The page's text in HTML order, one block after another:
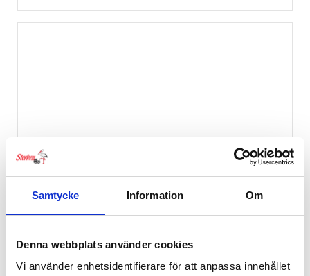
Samtycke Information Om
Denna webbplats använder cookies
Vi använder enhetsidentifierare för att anpassa innehållet